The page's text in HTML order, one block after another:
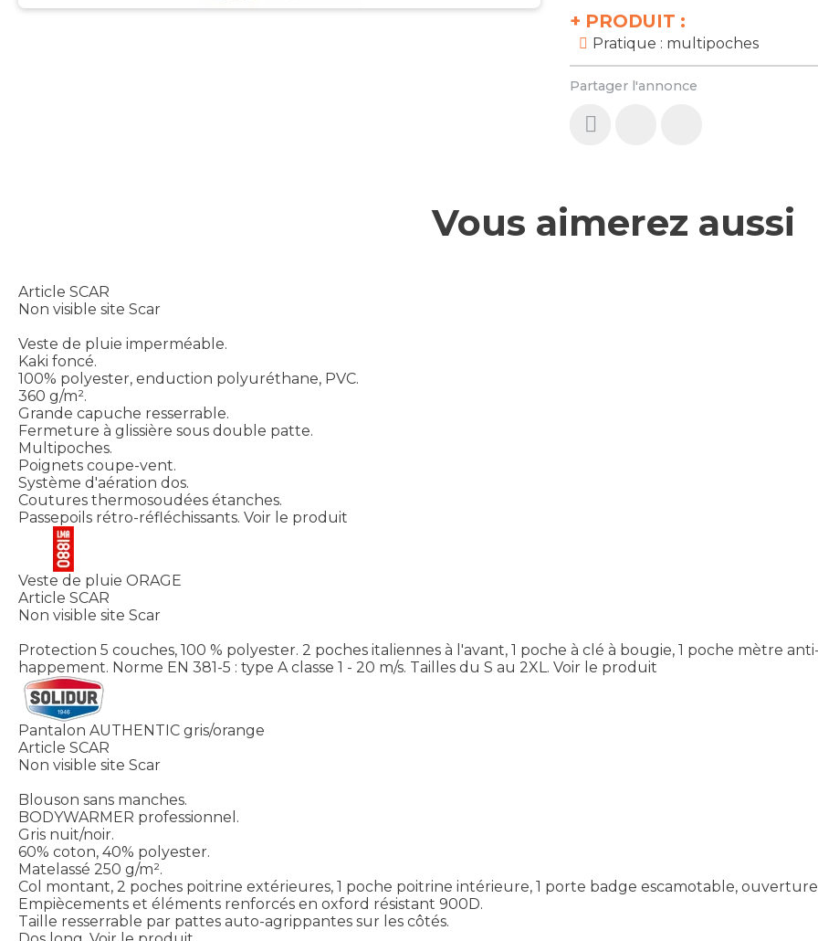
+ PRODUIT :
Pratique : multipoches
Partager l'annonce
Vous aimerez aussi
Article SCAR
Non visible site Scar
Veste de pluie imperméable.
Kaki foncé.
100% polyester, enduction polyuréthane, PVC.
360 g/m².
Grande capuche resserrable.
Fermeture à glissière sous double patte.
Multipoches.
Poignets coupe-vent.
Système d'aération dos.
Coutures thermosoudées étanches.
Passepoils rétro-réfléchissants. Voir le produit
Veste de pluie ORAGE
Article SCAR
Non visible site Scar
Protection 5 couches, 100 % polyester. 2 poches italiennes à l'avant, 1 poche à clé à bougie, 1 poche mètre
happement. Norme EN 381-5 : type A classe 1 - 20 m/s. Tailles du S au 2XL. Voir le produit
Pantalon AUTHENTIC gris/orange
Article SCAR
Non visible site Scar
Blouson sans manches.
BODYWARMER professionnel.
Gris nuit/noir.
60% coton, 40% polyester.
Matelassé 250 g/m².
Col montant, 2 poches poitrine extérieures, 1 poche poitrine intérieure, 1 porte badge escamotable,
Empiècements et éléments renforcés en oxford résistant 900D.
Taille resserrable par pattes auto-agrippantes sur les côtés.